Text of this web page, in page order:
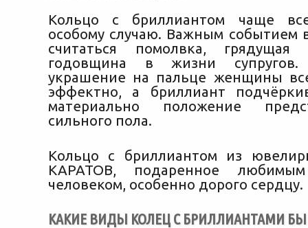
Кольцо с бриллиантом чаще
особому случаю. Важным событием
считаться помолвка,
годовщина в жизни супругов.
украшение на пальце женщины
эффектно, а бриллиант
материально положение
сильного пола.
Кольцо с бриллиантом из
КАРАТОВ, подаренное
человеком, особенно дорого сердцу.
КАКИЕ ВИДЫ КОЛЕЦ С БРИЛЛИАНТАМИ